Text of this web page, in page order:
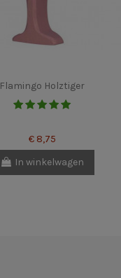
Flamingo Holztiger
€ 8,75
In winkelwagen